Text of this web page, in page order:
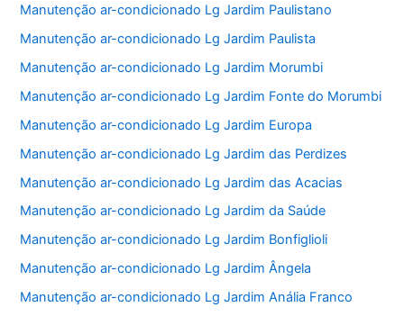
Manutenção ar-condicionado Lg Jardim Paulistano
Manutenção ar-condicionado Lg Jardim Paulista
Manutenção ar-condicionado Lg Jardim Morumbi
Manutenção ar-condicionado Lg Jardim Fonte do Morumbi
Manutenção ar-condicionado Lg Jardim Europa
Manutenção ar-condicionado Lg Jardim das Perdizes
Manutenção ar-condicionado Lg Jardim das Acacias
Manutenção ar-condicionado Lg Jardim da Saúde
Manutenção ar-condicionado Lg Jardim Bonfiglioli
Manutenção ar-condicionado Lg Jardim Ângela
Manutenção ar-condicionado Lg Jardim Anália Franco